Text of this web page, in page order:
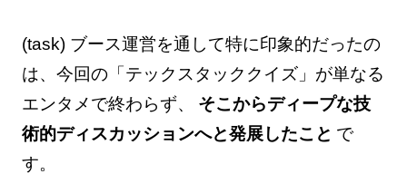
(task) ブース運営を通して特に印象的だったの
は、今回の「テックスタッククイズ」が単なる
エンタメで終わらず、
そこからディープな技
術的ディスカッションへと発展したこと で
す。